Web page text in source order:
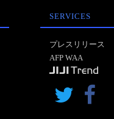
SERVICES
プレスリリース
AFP WAA